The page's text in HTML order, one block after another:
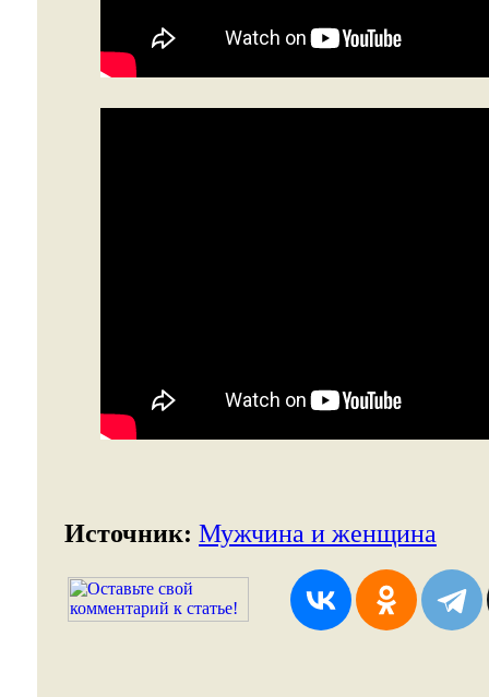
Источник: Мужчина и женщина